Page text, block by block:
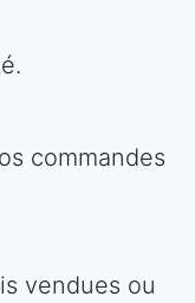
commandes
vendues ou